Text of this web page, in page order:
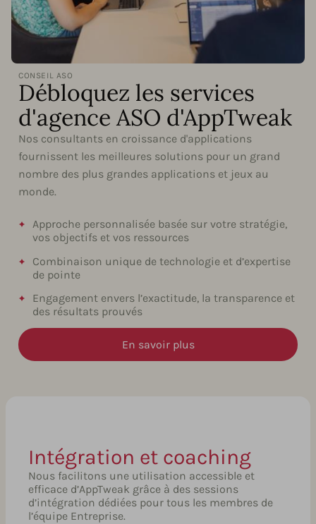
CONSEIL ASO
Débloquez les services
d'agence ASO d'AppTweak
Nos consultants en croissance d'applications
fournissent les meilleures solutions pour un grand
nombre des plus grandes applications et jeux au
monde.
Approche personnalisée basée sur votre stratégie,
vos objectifs et vos ressources
Combinaison unique de technologie et d’expertise
de pointe
Engagement envers l’exactitude, la transparence et
des résultats prouvés
En savoir plus
Intégration et coaching
Nous facilitons une utilisation accessible et
efficace d’AppTweak grâce à des sessions
d’intégration dédiées pour tous les membres de
l’équipe Entreprise.